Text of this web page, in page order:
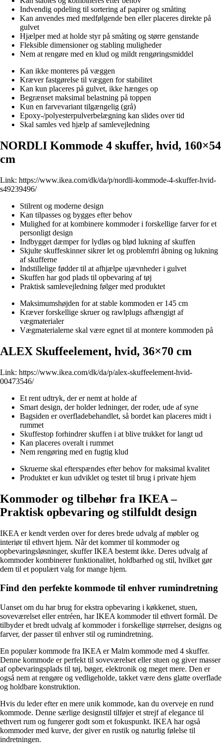
Indvendig opdeling til sortering af papirer og småting
Kan anvendes med medfølgende ben eller placeres direkte på
gulvet
Hjælper med at holde styr på småting og større genstande
Fleksible dimensioner og stabling muligheder
Nem at rengøre med en klud og mildt rengøringsmiddel
Kan ikke monteres på væggen
Kræver fastgørelse til væggen for stabilitet
Kan kun placeres på gulvet, ikke hænges op
Begrænset maksimal belastning på toppen
Kun en farvevariant tilgængelig (grå)
Epoxy-/polyesterpulverbelægning kan slides over tid
Skal samles ved hjælp af samlevejledning
NORDLI Kommode 4 skuffer, hvid, 160×54
cm
Link: https://www.ikea.com/dk/da/p/nordli-kommode-4-skuffer-hvid-
s49239496/
Stilrent og moderne design
Kan tilpasses og bygges efter behov
Mulighed for at kombinere kommoder i forskellige farver for et
personligt design
Indbygget dæmper for lydløs og blød lukning af skuffen
Skjulte skuffeskinner sikrer let og problemfri åbning og lukning
af skufferne
Indstillelige fødder til at afhjælpe ujævnheder i gulvet
Skuffen har god plads til opbevaring af tøj
Praktisk samlevejledning følger med produktet
Maksimumshøjden for at stable kommoden er 145 cm
Kræver forskellige skruer og rawlplugs afhængigt af
vægmaterialer
Vægmaterialerne skal være egnet til at montere kommoden på
ALEX Skuffeelement, hvid, 36×70 cm
Link: https://www.ikea.com/dk/da/p/alex-skuffeelement-hvid-
00473546/
Et rent udtryk, der er nemt at holde af
Smart design, der holder ledninger, der roder, ude af syne
Bagsiden er overfladebehandlet, så bordet kan placeres midt i
rummet
Skuffestop forhindrer skuffen i at blive trukket for langt ud
Kan placeres overalt i rummet
Nem rengøring med en fugtig klud
Skruerne skal efterspændes efter behov for maksimal kvalitet
Produktet er kun udviklet og testet til brug i private hjem
Kommoder og tilbehør fra IKEA –
Praktisk opbevaring og stilfuldt design
IKEA er kendt verden over for deres brede udvalg af møbler og
interiør til ethvert hjem. Når det kommer til kommoder og
opbevaringsløsninger, skuffer IKEA bestemt ikke. Deres udvalg af
kommoder kombinerer funktionalitet, holdbarhed og stil, hvilket gør
dem til et populært valg for mange hjem.
Find den perfekte kommode til enhver rumindretning
Uanset om du har brug for ekstra opbevaring i køkkenet, stuen,
soveværelset eller entréen, har IKEA kommoder til ethvert formål. De
tilbyder et bredt udvalg af kommoder i forskellige størrelser, designs og
farver, der passer til enhver stil og rumindretning.
En populær kommode fra IKEA er Malm kommode med 4 skuffer.
Denne kommode er perfekt til soveværelset eller stuen og giver masser
af opbevaringsplads til tøj, bøger, elektronik og meget mere. Den er
også nem at rengøre og vedligeholde, takket være dens glatte overflade
og holdbare konstruktion.
Hvis du leder efter en mere unik kommode, kan du overveje en rund
kommode. Denne særlige designstil tilføjer et strejf af elegance til
ethvert rum og fungerer godt som et fokuspunkt. IKEA har også
kommoder med kurve, der giver en rustik og naturlig følelse til
indretningen.